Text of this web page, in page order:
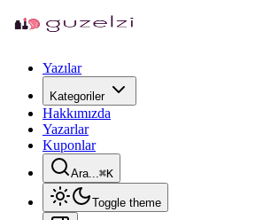
Yazılar
Kategoriler
Hakkımızda
Yazarlar
Kuponlar
Ara...⌘K
Toggle theme